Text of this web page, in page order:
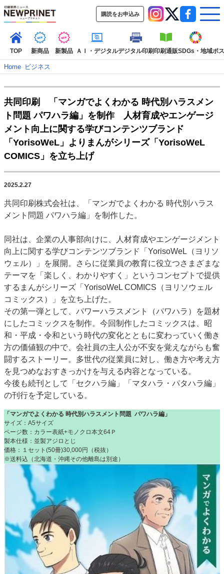
購読をお申込み
TOP 新商品 新製品 ＡＩ・デジタルデジタル印刷印刷通販SDGs・地域ポ
TOP
新着記事 特集記事
動画コンテンツ
インタビュー
コレクション
カテゴリー一覧
新商品 新製品 ＡＩ・デジタル
SDGs・地域
ポストプレス ビジネス イベント 信用情報
業界
市場・統計
特集記事カテゴリー一覧
2022 見える化・MIS特集
特集・デジタル印刷 アイデアで勝負！ ～多様なビジネス・多彩な商材～
JAPAN PACK 2023 特集
中古印刷機・製本機特集
2022 検査・校正特集
特集・デジタル印刷 ～ 新成長軌道を描く
案内
発刊案内
JFPI印刷用語集
運営
会社案内
購読・購入申し込み
サイトポリシー
お問い合わせ
Home–ビジネス
共同印刷 「マンガでよくわかる 時代別ハラスメン
ト問題 パワハラ編」を制作 人材育成やエンゲージ
メント向上に関する学びコンテンツブランド
「YorisoWeL」よりまんがシリーズ「YorisoWeL
COMICS」を立ち上げ
2025.2.27
共同印刷株式会社は、「マンガでよくわかる 時代別ハラス
メント問題 パワハラ編」を制作した。
同社は、企業の人事部向けに、人材育成やエンゲージメント
向上に関する学びコンテンツブランド「YorisoWeL（ヨリソ
ウェル）」を展開。さらに従業員の教育に役立つさまざまな
テーマを「楽しく、わかりやすく」というコンセプトで提供
するまんがシリーズ「YorisoWeL COMICS（ヨリソウェル
コミックス）」を立ち上げた。
その第一弾として、パワーハラスメント（パワハラ）を題材
にしたコミックスを制作。今回制作したコミックスは、昭
和・平成・令和という時代の変化とともに変わっていく働き
方の価値観の中で、会社員の主人公が不安を覚えながらも奮
闘するストーリー。多世代の従業員に対し、働き方や考え方
を見つめなおすきっかけを与える内容となっている。
今後も続刊として「セクハラ編」「マタハラ・パタハラ編」
の刊行を予定している。
「マンガでよくわかる 時代別ハラスメント問題 パワハラ編」
サイズ：A5サイズ
ページ数：カラー表紙+モノクロ本文64Ｐ
製本仕様：並製アジロとじ
価格：１セット(50冊)30,000円（税抜）
※送料込（北海道・沖縄その他離島は別途）